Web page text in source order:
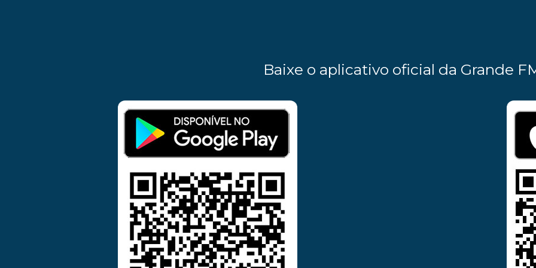
Baixe o aplicativo oficial da Grande